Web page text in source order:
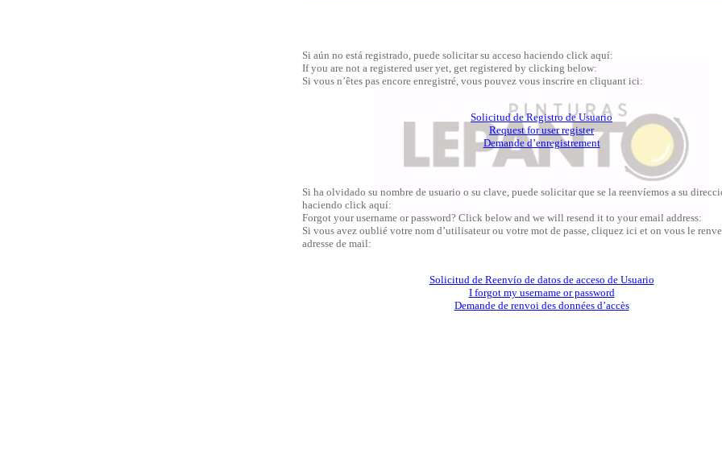
Si aún no está registrado, puede solicitar su acceso haciendo click aquí:
If you are not a registered user yet, get registered by clicking below:
Si vous n’êtes pas encore enregistré, vous pouvez vous inscrire en cliquant ici:
Solicitud de Registro de Usuario
Request for user register
Demande d’enregistrement
Si ha olvidado su nombre de usuario o su clave, puede solicitar que se la reenvíemos a su
haciendo click aquí:
Forgot your username or password? Click below and we will resend it to your email address:
Si vous avez oublié votre nom d’utilisateur ou votre mot de passe, cliquez ici et on vous le
adresse de mail:
Solicitud de Reenvío de datos de acceso de Usuario
I forgot my username or password
Demande de renvoi des données d’accès